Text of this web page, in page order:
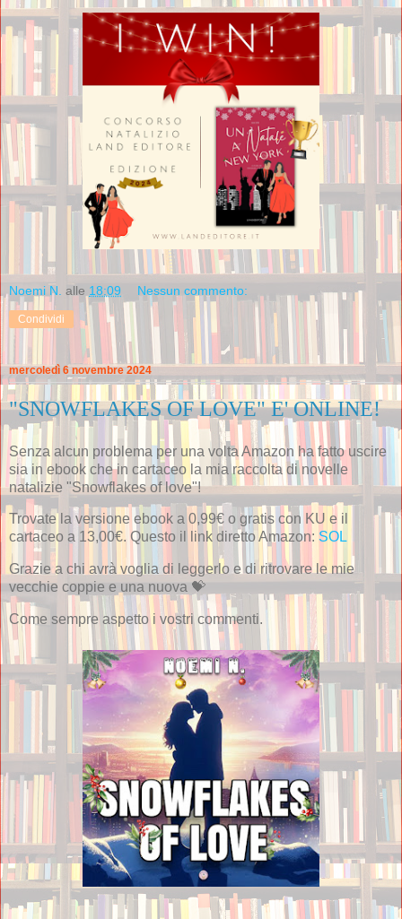
Noemi N. alle 18:09 Nessun commento:
Condividi
mercoledì 6 novembre 2024
"SNOWFLAKES OF LOVE" E' ONLINE!
Senza alcun problema per una volta Amazon ha fatto uscire
sia in ebook che in cartaceo la mia raccolta di novelle
natalizie "Snowflakes of love"!
Trovate la versione ebook a 0,99€ o gratis con KU e il
cartaceo a 13,00€. Questo il link diretto Amazon: SOL
Grazie a chi avrà voglia di leggerlo e di ritrovare le mie
vecchie coppie e una nuova 💝
Come sempre aspetto i vostri commenti.